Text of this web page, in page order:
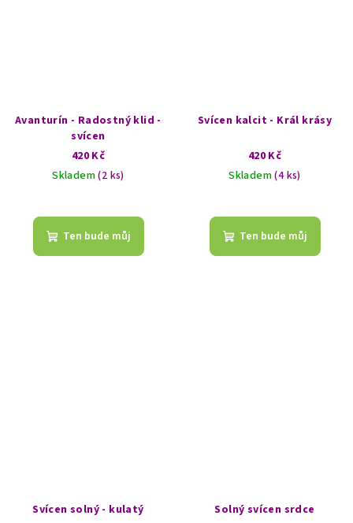
Avanturín - Radostný klid -
svícen
420 Kč
Skladem(2 ks)
hodnocení
produktu
Ten bude můj
Svícen kalcit - Král krásy
420 Kč
Skladem(4 ks)
Ten bude můj
Svícen solný - kulatý Solný svícen srdce